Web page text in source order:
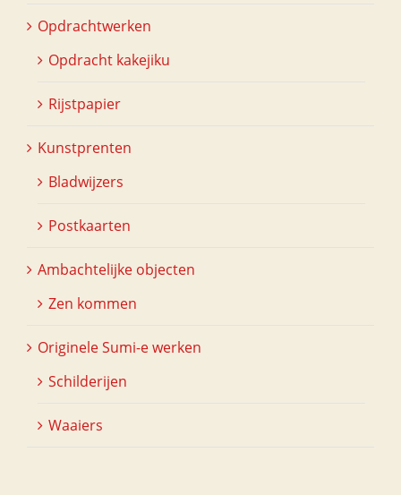
Opdrachtwerken
Opdracht kakejiku
Rijstpapier
Kunstprenten
Bladwijzers
Postkaarten
Ambachtelijke objecten
Zen kommen
Originele Sumi-e werken
Schilderijen
Waaiers